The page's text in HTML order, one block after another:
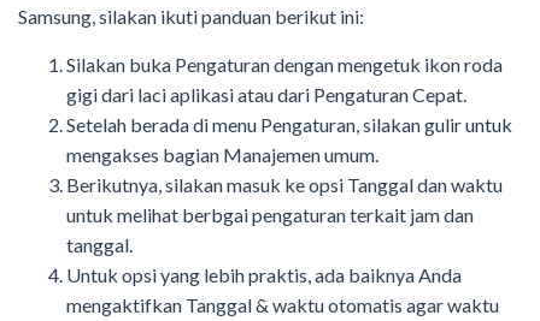
Samsung, silakan ikuti panduan berikut ini:
Silakan buka Pengaturan dengan mengetuk ikon roda
gigi dari laci aplikasi atau dari Pengaturan Cepat.
Setelah berada di menu Pengaturan, silakan gulir untuk
mengakses bagian Manajemen umum.
Berikutnya, silakan masuk ke opsi Tanggal dan waktu
untuk melihat berbgai pengaturan terkait jam dan
tanggal.
Untuk opsi yang lebih praktis, ada baiknya Anda
mengaktifkan Tanggal & waktu otomatis agar waktu